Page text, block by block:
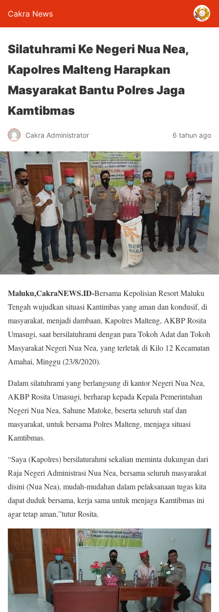
Cakra News
Silatuhrami Ke Negeri Nua Nea,
Kapolres Malteng Harapkan
Masyarakat Bantu Polres Jaga
Kamtibmas
Cakra Administrator 6 tahun ago
Maluku,CakraNEWS.ID-Bersama Kepolisian Resort Maluku
Tengah wujudkan situasi Kantimbas yang aman dan kondusif, di
masyarakat, menjadi dambaan, Kapolres Malteng, AKBP Rosita
Umasugi, saat bersilatuhrami dengan para Tokoh Adat dan Tokoh
Masyarakat Negeri Nua Nea, yang terletak di Kilo 12 Kecamatan
Amahai, Minggu (23/8/2020).
Dalam silatuhrami yang berlangsung di kantor Negeri Nua Nea,
AKBP Rosita Umasugi, berharap kepada Kepala Pemerintahan
Negeri Nua Nea, Sahune Matoke, beserta seluruh staf dan
masyarakat, untuk bersama Polres Malteng, menjaga situasi
Kamtibmas.
“Saya (Kapolres) bersilaturahmi sekalian meminta dukungan dari
Raja Negeri Administrasi Nua Nea, bersama seluruh masyarakat
disini (Nua Nea), mudah-mudahan dalam pelaksanaan tugas kita
dapat duduk bersama, kerja sama untuk menjaga Kamtibmas ini
agar tetap aman,”tutur Rosita.